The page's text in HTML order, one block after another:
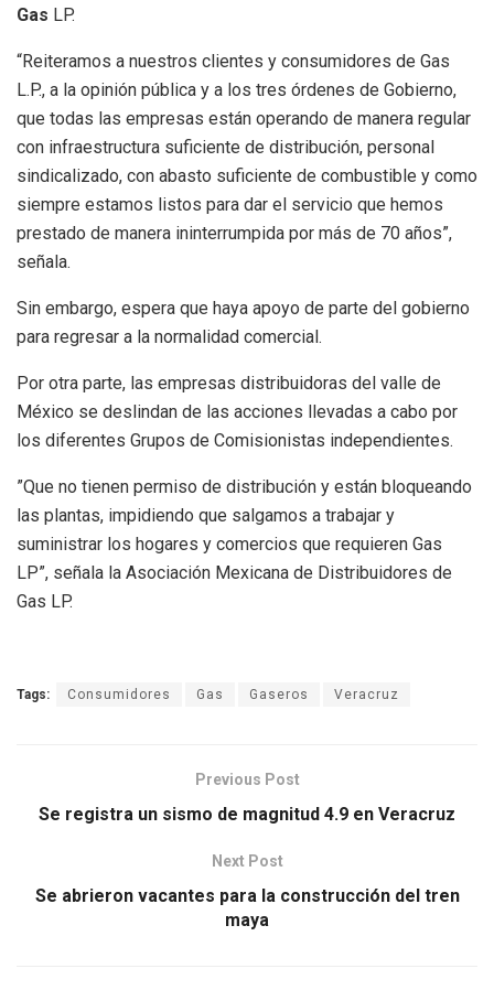
Gas LP.
“Reiteramos a nuestros clientes y consumidores de Gas
L.P., a la opinión pública y a los tres órdenes de Gobierno,
que todas las empresas están operando de manera regular
con infraestructura suficiente de distribución, personal
sindicalizado, con abasto suficiente de combustible y como
siempre estamos listos para dar el servicio que hemos
prestado de manera ininterrumpida por más de 70 años”,
señala.
Sin embargo, espera que haya apoyo de parte del gobierno
para regresar a la normalidad comercial.
Por otra parte, las empresas distribuidoras del valle de
México se deslindan de las acciones llevadas a cabo por
los diferentes Grupos de Comisionistas independientes.
”Que no tienen permiso de distribución y están bloqueando
las plantas, impidiendo que salgamos a trabajar y
suministrar los hogares y comercios que requieren Gas
LP”, señala la Asociación Mexicana de Distribuidores de
Gas LP.
Tags: Consumidores Gas Gaseros Veracruz
Previous Post
Se registra un sismo de magnitud 4.9 en Veracruz
Next Post
Se abrieron vacantes para la construcción del tren
maya